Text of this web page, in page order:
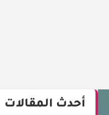
أحدث المقالات